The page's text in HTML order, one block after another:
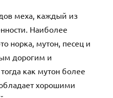
меха, каждый из
Наиболее
норка, мутон, песец и
дорогим и
как мутон более
хорошими